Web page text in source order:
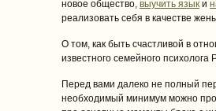
новое общество, выучить язык и
реализовать себя в качестве
О том, как быть счастливой в
известного семейного
Перед вами далеко не полный
необходимый минимум можно